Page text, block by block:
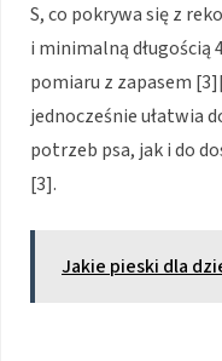
S, co pokrywa się z
i minimalną długością
pomiaru z zapasem
jednocześnie ułatwia
potrzeb psa, jak i do
[3].
Jakie pieski dla